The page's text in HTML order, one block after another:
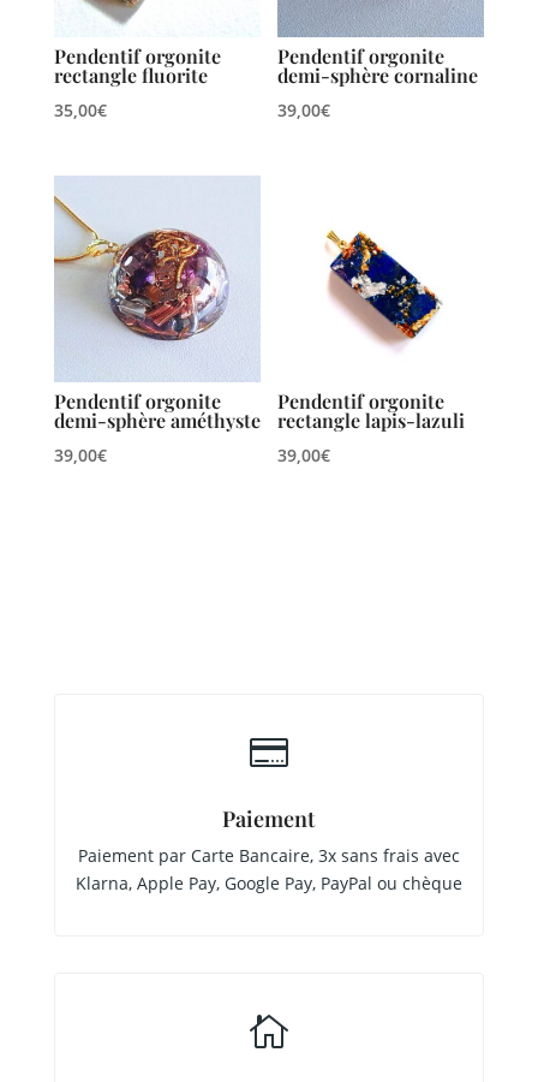
Pendentif orgonite
rectangle fluorite
35,00€
Pendentif orgonite
demi-sphère cornaline
39,00€
Pendentif orgonite
demi-sphère améthyste
39,00€
Pendentif orgonite
rectangle lapis-lazuli
39,00€

Paiement
Paiement par Carte Bancaire, 3x sans frais avec
Klarna, Apple Pay, Google Pay, PayPal ou chèque
